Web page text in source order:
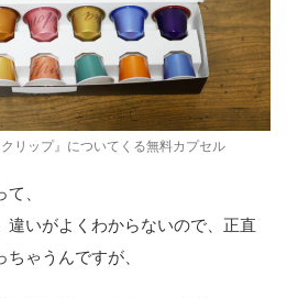
リップ』についてくる無料カプセル
、
違いがよくわからないので、正直
ゃうんですが、